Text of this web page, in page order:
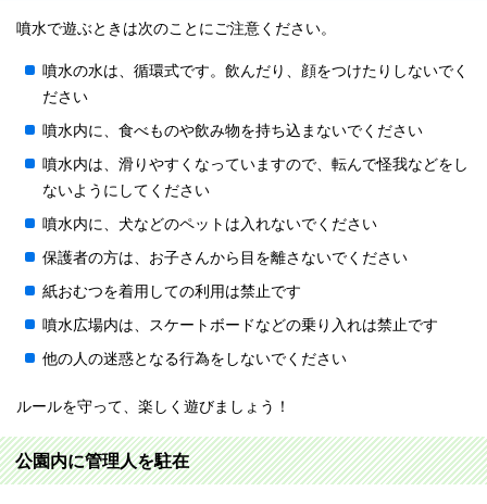
噴水で遊ぶときは次のことにご注意ください。
噴水の水は、循環式です。飲んだり、顔をつけたりしないでく
ださい
噴水内に、食べものや飲み物を持ち込まないでください
噴水内は、滑りやすくなっていますので、転んで怪我などをし
ないようにしてください
噴水内に、犬などのペットは入れないでください
保護者の方は、お子さんから目を離さないでください
紙おむつを着用しての利用は禁止です
噴水広場内は、スケートボードなどの乗り入れは禁止です
他の人の迷惑となる行為をしないでください
ルールを守って、楽しく遊びましょう！
公園内に管理人を駐在